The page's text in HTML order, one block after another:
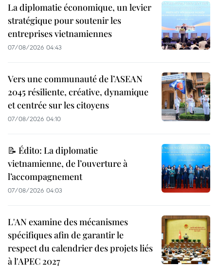
La diplomatie économique, un levier
stratégique pour soutenir les
entreprises vietnamiennes
07/08/2026 04:43
Vers une communauté de l’ASEAN
2045 résiliente, créative, dynamique
et centrée sur les citoyens
07/08/2026 04:10
📝 Édito: La diplomatie
vietnamienne, de l’ouverture à
l’accompagnement
07/08/2026 04:03
L'AN examine des mécanismes
spécifiques afin de garantir le
respect du calendrier des projets liés
à l'APEC 2027